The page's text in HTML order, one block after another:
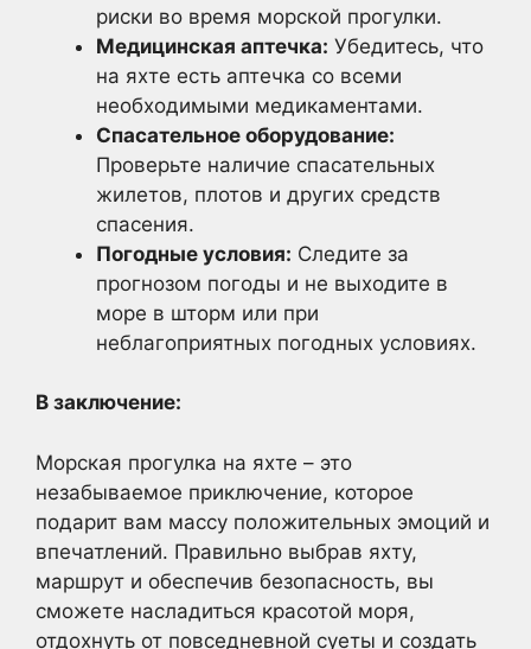
риски во время морской прогулки.
Медицинская аптечка: Убедитесь, что
на яхте есть аптечка со всеми
необходимыми медикаментами.
Спасательное оборудование:
Проверьте наличие спасательных
жилетов, плотов и других средств
спасения.
Погодные условия: Следите за
прогнозом погоды и не выходите в
море в шторм или при
неблагоприятных погодных условиях.
В заключение:
Морская прогулка на яхте – это
незабываемое приключение, которое
подарит вам массу положительных эмоций и
впечатлений. Правильно выбрав яхту,
маршрут и обеспечив безопасность, вы
сможете насладиться красотой моря,
отдохнуть от повседневной суеты и создать